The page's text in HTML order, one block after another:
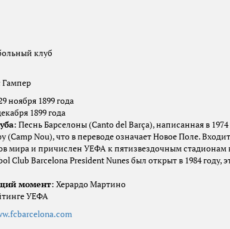
клуб
Гампер
ноября 1899 года
1899 года
: Песнь Барселоны (Canto del Barça), написанная в 1974
(Camp Nou), что в переводе означает Новое Поле.
мира и причислен УЕФА к пятизвездочным стадионам
Club Barcelona President Nunes был открыт в 1984
момент: Херардо Мартино
УЕФА